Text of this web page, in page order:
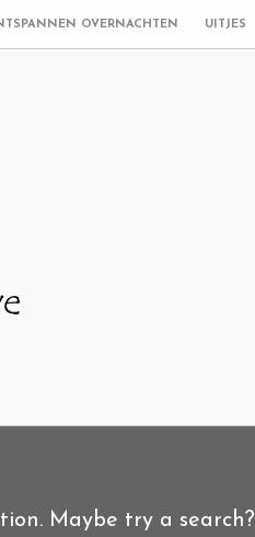
OVERNACHTEN UITJES
Maybe try a search?